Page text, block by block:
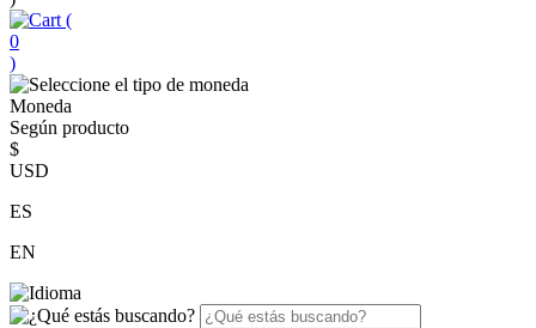
(
0
)
Moneda
Según producto
$
USD
ES
EN